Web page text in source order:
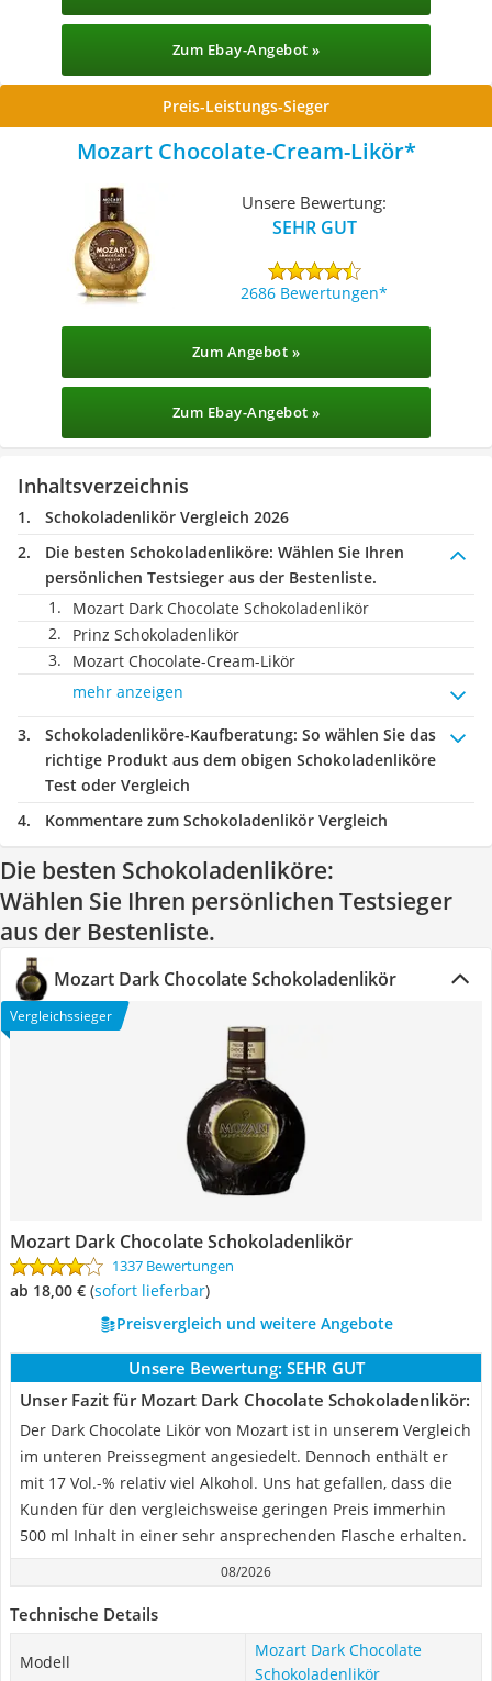
Zum Ebay-Angebot »
Preis-Leistungs-Sieger
Mozart Chocolate-Cream-Likör
Unsere Bewertung:
SEHR GUT
2686 Bewertungen
Zum Angebot »
Zum Ebay-Angebot »
Inhaltsverzeichnis
Schokoladenlikör Vergleich 2026
Die besten Schokoladenliköre: Wählen Sie Ihren
persönlichen Testsieger aus der Bestenliste.
Mozart Dark Chocolate Schokoladenlikör
Prinz Schokoladenlikör
Mozart Chocolate-Cream-Likör
mehr anzeigen
Schokoladenliköre-Kaufberatung: So wählen Sie das
richtige Produkt aus dem obigen Schokoladenliköre
Test oder Vergleich
Kommentare zum Schokoladenlikör Vergleich
Die besten Schokoladenliköre:
Wählen Sie Ihren persönlichen Testsieger
aus der Bestenliste.
Mozart Dark Chocolate Schokoladenlikör
Vergleichssieger
Mozart Dark Chocolate Schokoladenlikör
1337 Bewertungen
ab 18,00 € ( Sofort lieferbar)
Preisvergleich und weitere Angebote
Unsere Bewertung: SEHR GUT
Unser Fazit für Mozart Dark Chocolate Schokoladenlikör:
Der Dark Chocolate Likör von Mozart ist in unserem Vergleich
im unteren Preissegment angesiedelt. Dennoch enthält er
mit 17 Vol.-% relativ viel Alkohol. Uns hat gefallen, dass die
Kunden für den vergleichsweise geringen Preis immerhin
500 ml Inhalt in einer sehr ansprechenden Flasche erhalten.
08/2026
Technische Details
Modell
Mozart Dark Chocolate
Schokoladenlikör